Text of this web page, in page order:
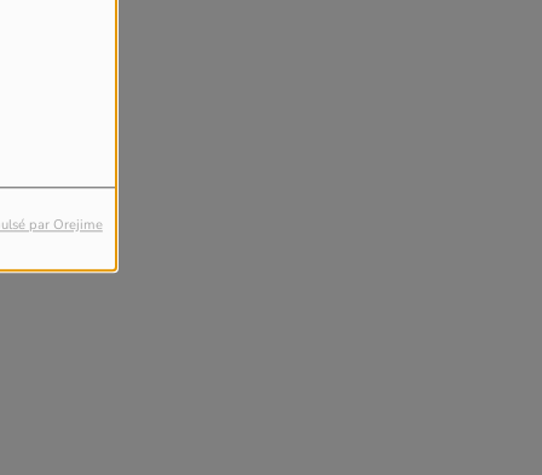
par Orejime